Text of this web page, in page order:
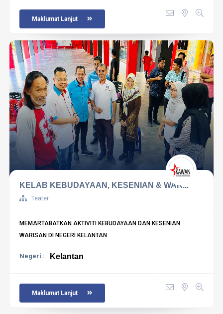
Maklumat Lanjut
KELAB KEBUDAYAAN, KESENIAN & WAR...
Teater
MEMARTABATKAN AKTIVITI KEBUDAYAAN DAN KESENIAN
WARISAN DI NEGERI KELANTAN.
Negeri : Kelantan
Maklumat Lanjut